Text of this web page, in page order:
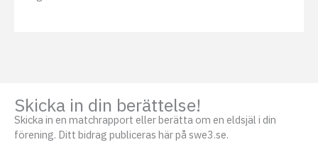
Skicka in din berättelse!
Skicka in en matchrapport eller berätta om en eldsjäl i din
förening. Ditt bidrag publiceras här på swe3.se.